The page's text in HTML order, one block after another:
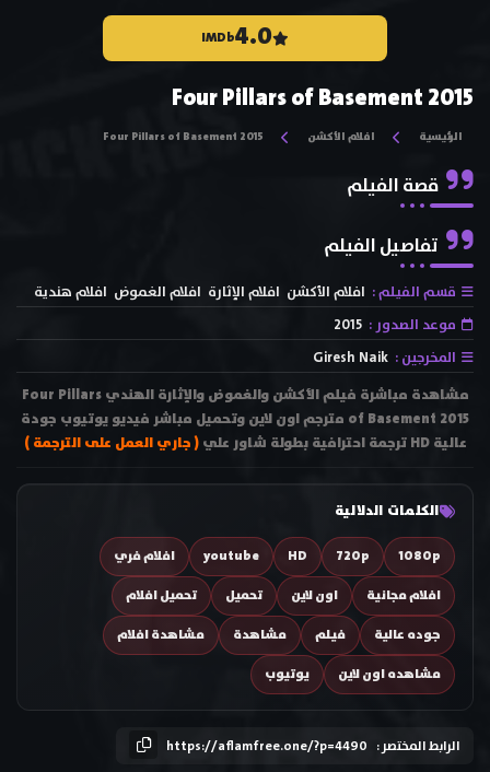
4.0
IMDb
Four Pillars of Basement 2015
الرئيسية افلام الأكشن Four Pillars of Basement 2015
قصة الفيلم
تفاصيل الفيلم
قسم الفيلم : افلام الأكشن افلام الإثارة افلام الغموض افلام هندية
موعد الصدور : 2015
المخرجين : Giresh Naik
مشاهدة مباشرة فيلم الأكشن والغموض والإثارة الهندي Four Pillars
of Basement 2015 مترجم اون لاين وتحميل مباشر فيديو يوتيوب جودة
عالية HD ترجمة احترافية بطولة شاور علي
( جاري العمل على الترجمة )
الكلمات الدلالية
1080p
720p
HD
youtube
افلام فري
افلام مجانية
اون لاين تحميل
تحميل افلام
جوده عالية
فيلم مشاهدة
مشاهدة افلام
مشاهده اون لاين
يوتيوب
الرابط المختصر : https://aflamfree.one/?p=4490